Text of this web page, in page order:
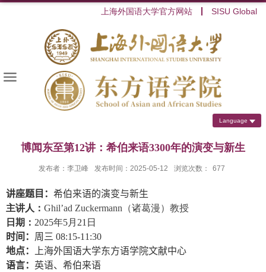
上海外国语大学官方网站 SISU Global
Language
博闻东至第12讲：希伯来语3300年的演变与新生
发布者：李卫峰 发布时间：2025-05-12 浏览次数： 677
讲座题目： 希伯来语的演变与新生
主讲人： Ghil’ad Zuckermann （诸葛漫）教授
日期： 2025年5月 21 日
时间： 周三 08:15-11:30
地点：
上海外国语大学东方语学院文献中心
语言： 英语、希伯来语